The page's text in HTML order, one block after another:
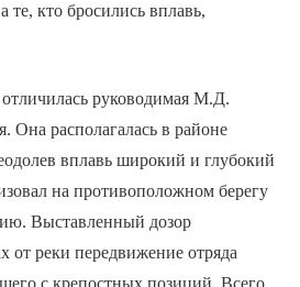
те, кто бросились вплавь,
руководимая М.Д.
Она располагалась в районе
вплавь широкий и глубокий
на противоположном берегу
Выставленный дозор
от реки передвижение отряда